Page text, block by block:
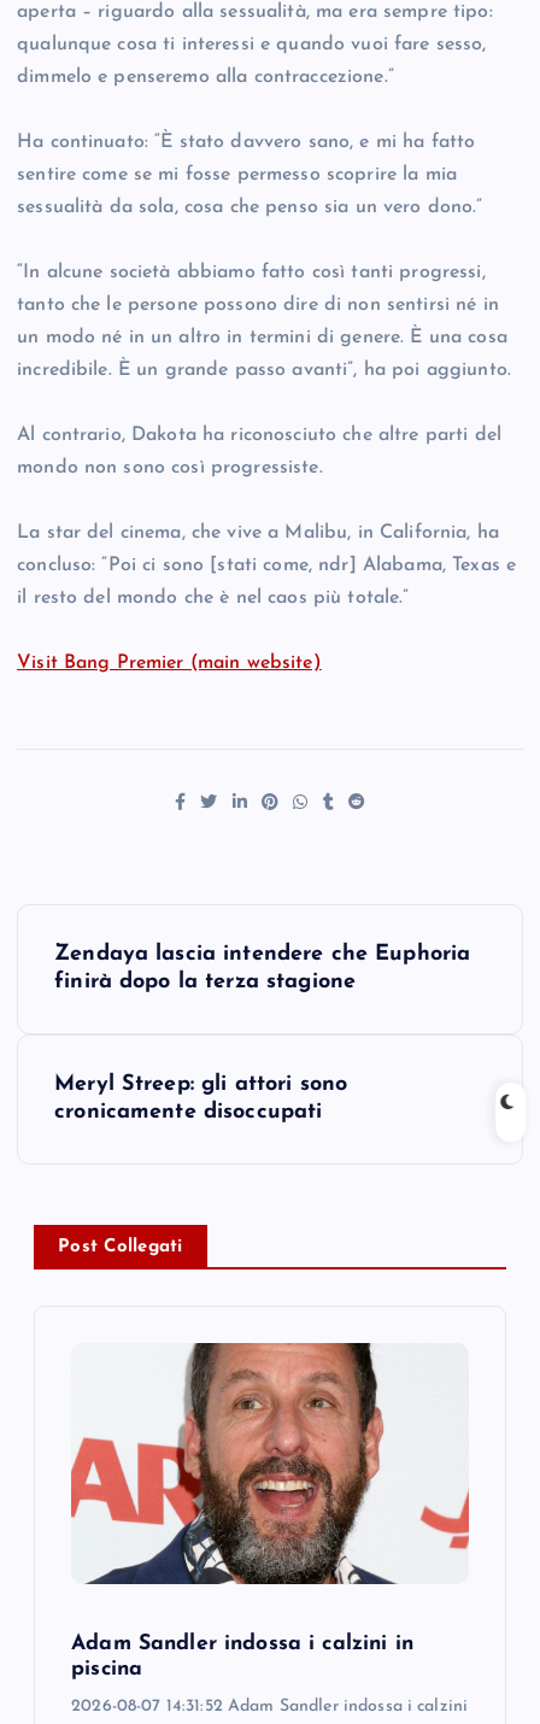
aperta – riguardo alla sessualità, ma era sempre tipo:
qualunque cosa ti interessi e quando vuoi fare sesso,
dimmelo e penseremo alla contraccezione.”
Ha continuato: “È stato davvero sano, e mi ha fatto
sentire come se mi fosse permesso scoprire la mia
sessualità da sola, cosa che penso sia un vero dono.”
“In alcune società abbiamo fatto così tanti progressi,
tanto che le persone possono dire di non sentirsi né in
un modo né in un altro in termini di genere. È una cosa
incredibile. È un grande passo avanti”, ha poi aggiunto.
Al contrario, Dakota ha riconosciuto che altre parti del
mondo non sono così progressiste.
La star del cinema, che vive a Malibu, in California, ha
concluso: “Poi ci sono [stati come, ndr] Alabama, Texas e
il resto del mondo che è nel caos più totale.”
Visit Bang Premier (main website)
a
v
Zendaya lascia intendere che Euphoria
finirà dopo la terza stagione
Meryl Streep: gli attori sono
cronicamente disoccupati
Post Collegati
Adam Sandler indossa i calzini in
piscina
2026-08-07 14:31:52 Adam Sandler indossa i calzini